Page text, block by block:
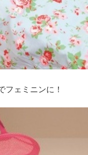
フェミニンに！